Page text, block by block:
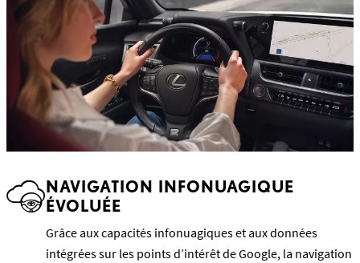
NAVIGATION INFONUAGIQUE
ÉVOLUÉE
Grâce aux capacités infonuagiques et aux données
intégrées sur les points d’intérêt de Google, la navigation